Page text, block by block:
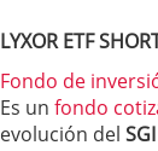
a
LYXOR ETF
Fondo de
Es un fondo
evolución del